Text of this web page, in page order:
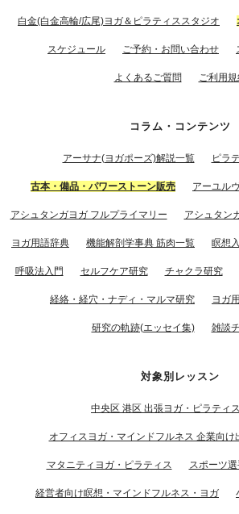
白金(白金高輪/広尾)ヨガ＆ピラティススタジオ
スケジュール ご予約・お問い合わせ
よくあるご質問 ご利用規
コラム・コンテンツ
アーサナ(ヨガポーズ)解説一覧 ピラ
古本・備品・パワーストーン販売 アーユル
アシュタンガヨガ フルプライマリー アシュタン
ヨガ用語辞典 機能解剖学事典 筋肉一覧 瞑想
呼吸法入門 セルフケア研究 チャクラ研究
経絡・経穴・ナディ・マルマ研究 ヨガ
研究の軌跡(エッセイ集) 雑談
対象別レッスン
中央区 港区 出張ヨガ・ピラティ
オフィスヨガ・マインドフルネス 企業向け
マタニティヨガ・ピラティス スポーツ
経営者向け瞑想・マインドフルネス・ヨガ